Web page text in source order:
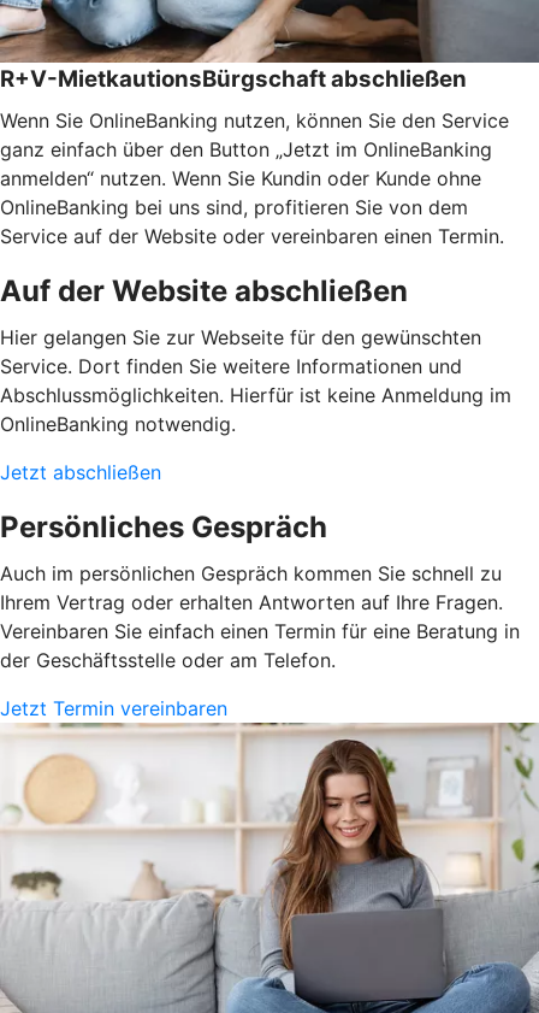
R+V-MietkautionsBürgschaft abschließen
Wenn Sie OnlineBanking nutzen, können Sie den Service
ganz einfach über den Button „Jetzt im OnlineBanking
anmelden“ nutzen. Wenn Sie Kundin oder Kunde ohne
OnlineBanking bei uns sind, profitieren Sie von dem
Service auf der Website oder vereinbaren einen Termin.
Auf der Website abschließen
Hier gelangen Sie zur Webseite für den gewünschten
Service. Dort finden Sie weitere Informationen und
Abschlussmöglichkeiten. Hierfür ist keine Anmeldung im
OnlineBanking notwendig.
Jetzt abschließen
Persönliches Gespräch
Auch im persönlichen Gespräch kommen Sie schnell zu
Ihrem Vertrag oder erhalten Antworten auf Ihre Fragen.
Vereinbaren Sie einfach einen Termin für eine Beratung in
der Geschäftsstelle oder am Telefon.
Jetzt Termin vereinbaren